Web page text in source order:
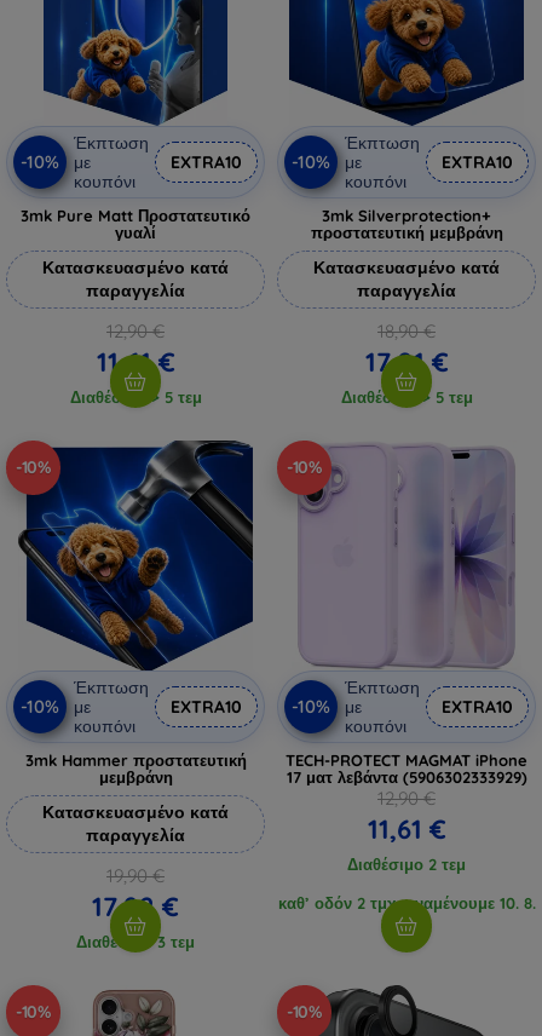
-10%
Έκπτωση
με
κουπόνι
EXTRA10
3mk Pure Matt Προστατευτικό
γυαλί
Κατασκευασμένο κατά
παραγγελία
12,90 €
11,61 €
Διαθέσιμο > 5 τεμ
-10%
Έκπτωση
με
κουπόνι
EXTRA10
3mk Silverprotection+
προστατευτική μεμβράνη
Κατασκευασμένο κατά
παραγγελία
18,90 €
17,01 €
Διαθέσιμο > 5 τεμ
-10%
-10%
Έκπτωση
με
κουπόνι
EXTRA10
3mk Hammer προστατευτική
μεμβράνη
Κατασκευασμένο κατά
παραγγελία
19,90 €
17,92 €
Διαθέσιμο 3 τεμ
-10%
-10%
Έκπτωση
με
κουπόνι
EXTRA10
TECH-PROTECT MAGMAT iPhone
17 ματ λεβάντα (5906302333929)
12,90 €
11,61 €
Διαθέσιμο 2 τεμ
καθ’ οδόν 2 τμχ, αναμένουμε 10. 8.
2026
-10% -10%